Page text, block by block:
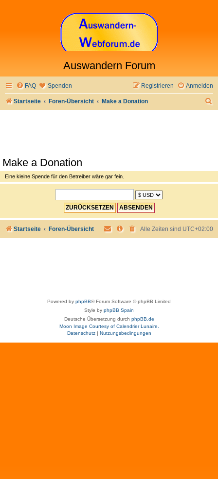
Auswandern Forum
FAQ Spenden Anmelden
Registrieren
Startseite Foren-Übersicht Make a Donation
Make a Donation
Eine kleine Spende für den Betreiber wäre gar fein.
Startseite Foren-Übersicht Alle Zeiten sind UTC+02:00
Powered by phpBB® Forum Software © phpBB Limited
Style by phpBB Spain
Deutsche Übersetzung durch phpBB.de
Moon Image Courtesy of Calendrier Lunaire.
Datenschutz| Nutzungsbedingungen